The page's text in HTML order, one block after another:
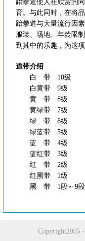
跆拳道使人在欣赏的
育。与此同时，在将
跆拳道与大量流行因
服装、场地、年龄限
到其中的乐趣，为这
道带介绍
白 带 10级
白黄带 9级
黄 带 8级
黄绿带 7级
绿 带 6级
绿蓝带 5级
蓝 带 4级
蓝红带 3级
红 带 2级
红黑带 1级
黑 带 1段～9段
Copyright2005